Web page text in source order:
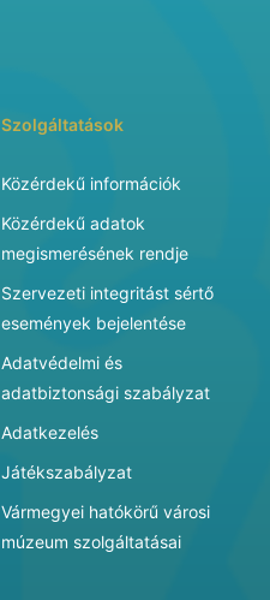
Szolgáltatások
Közérdekű információk
Közérdekű adatok
megismerésének rendje
Szervezeti integritást sértő
események bejelentése
Adatvédelmi és
adatbiztonsági szabályzat
Adatkezelés
Játékszabályzat
Vármegyei hatókörű városi
múzeum szolgáltatásai